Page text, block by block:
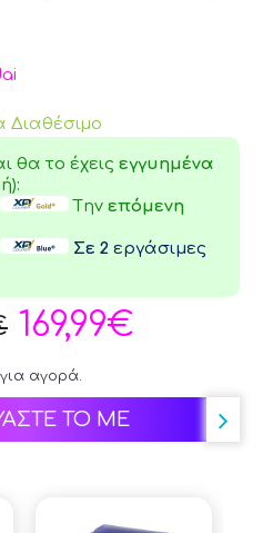
Διαθέσιμο
θα το έχεις εγγυημένα
Tην επόμενη
Σε 2 εργάσιμες
169,99€
αγορά.
ΤΟ ΜΕ